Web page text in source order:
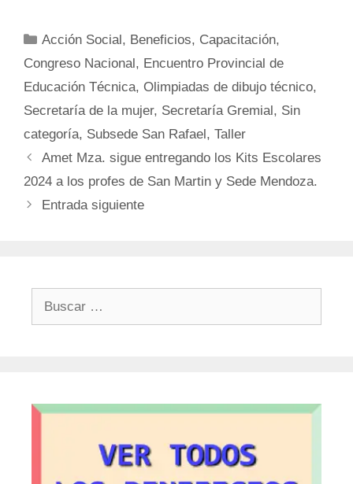
Categorías
Acción Social, Beneficios, Capacitación,
Congreso Nacional, Encuentro Provincial de
Educación Técnica, Olimpiadas de dibujo técnico,
Secretaría de la mujer, Secretaría Gremial, Sin
categoría, Subsede San Rafael, Taller
Amet Mza. sigue entregando los Kits Escolares
2024 a los profes de San Martin y Sede Mendoza.
Entrada siguiente